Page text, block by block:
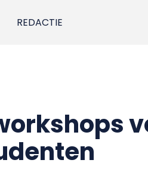
REDACTIE